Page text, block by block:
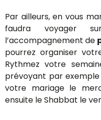
Par ailleurs, en vous
faudra voyager
l’accompagnement de
pourrez organiser
Rythmez votre
prévoyant par
votre mariage le
ensuite le Shabbat le